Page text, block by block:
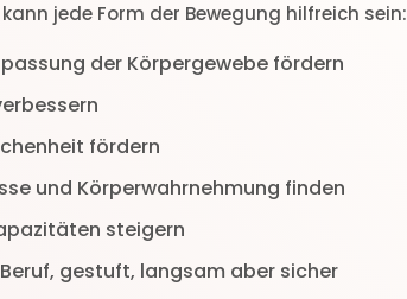
jede Form der Bewegung hilfreich sein:
der Körpergewebe fördern
fördern
und Körperwahrnehmung finden
steigern
gestuft, langsam aber sicher